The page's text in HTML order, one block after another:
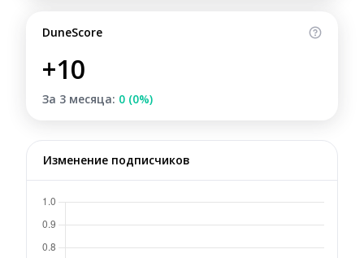
DuneScore
+10
За 3 месяца: 0 (0%)
Изменение подписчиков